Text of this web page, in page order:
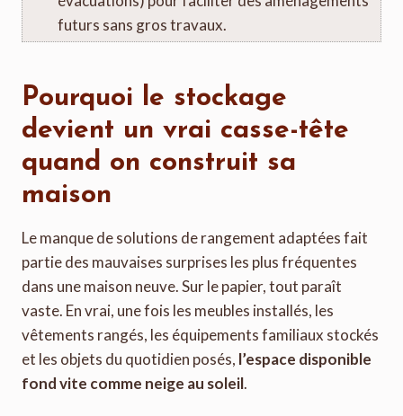
futurs sans gros travaux.
Pourquoi le stockage
devient un vrai casse-tête
quand on construit sa
maison
Le manque de solutions de rangement adaptées fait
partie des mauvaises surprises les plus fréquentes
dans une maison neuve. Sur le papier, tout paraît
vaste. En vrai, une fois les meubles installés, les
vêtements rangés, les équipements familiaux stockés
et les objets du quotidien posés, l’espace disponible
fond vite comme neige au soleil.